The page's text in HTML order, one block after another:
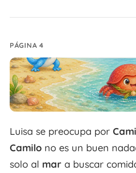
PÁGINA 4
Luisa se preocupa por
Camilo no es un buen
solo al mar a buscar